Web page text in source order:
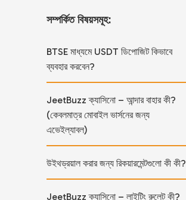
সম্পর্কিত বিষয়সমূহ:
BTSE মাধ্যমে USDT ডিপোজিট কিভাবে
ব্যবহার করবেন?
JeetBuzz ক্যাসিনো – আন্দার বাহার কী?
(কেবলমাত্র মোবাইল ভার্সনের জন্য
এভেইল্যাবল)
উইথড্রয়াল করার জন্য রিকয়ারমেন্টগুলো কী কী?
JeetBuzz ক্যাসিনো – লাইটিং রুলেট কী?